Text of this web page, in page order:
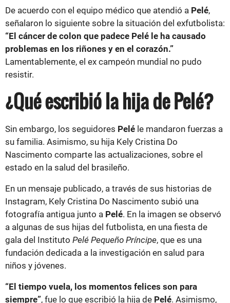
De acuerdo con el equipo médico que atendió a Pelé,
señalaron lo siguiente sobre la situación del exfutbolista:
“El cáncer de colon que padece Pelé le ha causado
problemas en los riñones y en el corazón.”
Lamentablemente, el ex campeón mundial no pudo
resistir.
¿Qué escribió la hija de Pelé?
Sin embargo, los seguidores Pelé le mandaron fuerzas a
su familia. Asimismo, su hija Kely Cristina Do
Nascimento comparte las actualizaciones, sobre el
estado en la salud del brasileño.
En un mensaje publicado, a través de sus historias de
Instagram, Kely Cristina Do Nascimento subió una
fotografía antigua junto a Pelé. En la imagen se observó
a algunas de sus hijas del futbolista, en una fiesta de
gala del Instituto Pelé Pequeño Príncipe, que es una
fundación dedicada a la investigación en salud para
niños y jóvenes.
“El tiempo vuela, los momentos felices son para
siempre”, fue lo que escribió la hija de Pelé. Asimismo,